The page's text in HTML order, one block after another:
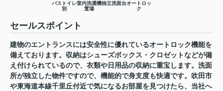
バストイレ
別
室内洗濯機
置場
独立洗面台オートロッ
ク
セールスポイント
建物のエントランスには安全性に優れているオートロック機能を
備えております。収納はシューズボックス・クロゼットなどが備
え付けられているので、衣類や日用品の収納に重宝します。洗面
所が独立した物件ですので、機能的で身支度も快適です。吹田市
や東海道本線千里丘付近で気になるお部屋を見つけたら、当社へ